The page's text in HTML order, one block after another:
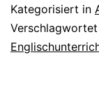
Kategorisiert in